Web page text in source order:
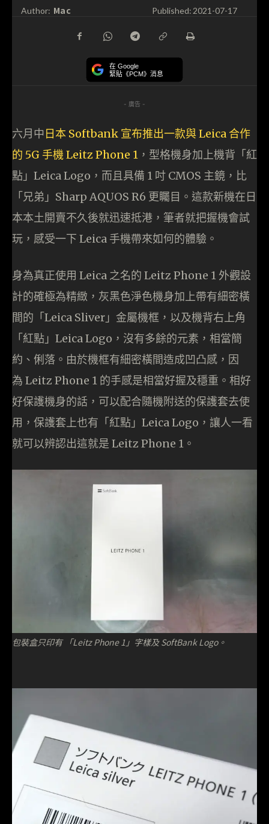
Author: Mac Published: 2021-07-17
在 Google
緊貼《PCM》消息
- 廣告 -
六月中日本 Softbank 宣布推出一款與 Leica 合作
的 5G 手機 Leitz Phone 1 ，型格機身加上機背「紅
點」Leica Logo，而且具備 1 吋 CMOS 主鏡，比
「兄弟」Sharp AQUOS R6 更矚目。這款新機在日
本本土開賣不久後就迅速抵港，筆者就把握機會試
玩，感受一下 Leica 手機帶來如何的體驗。
身為真正使用 Leica 之名的 Leitz Phone 1 外觀設
計的確極為精緻，灰黑色淨色機身加上帶有細密橫
間的「Leica Sliver」金屬機框，以及機背右上角
「紅點」Leica Logo，沒有多餘的元素，相當簡
約、俐落。由於機框有細密橫間造成凹凸感，因
為 Leitz Phone 1 的手感是相當好握及穩重。相好
好保護機身的話，可以配合隨機附送的保護套去使
用，保護套上也有「紅點」Leica Logo，讓人一看
就可以辨認出這就是 Leitz Phone 1。
包裝盒只印有 「Leitz Phone 1」字樣及 SoftBank Logo。